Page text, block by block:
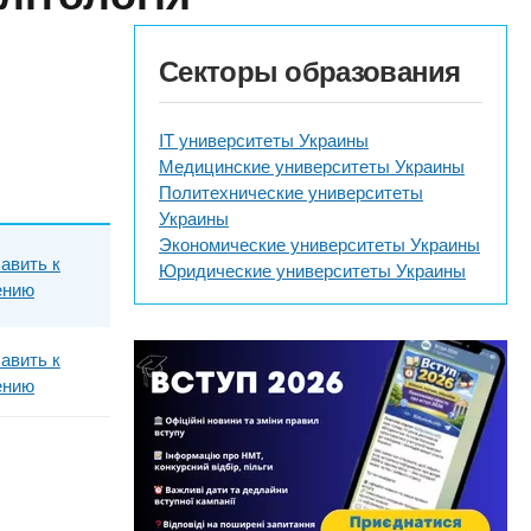
к
к
Секторы образования
IT университеты Украины
Медицинские университеты Украины
Политехнические университеты
Украины
Экономические университеты Украины
Юридические университеты Украины